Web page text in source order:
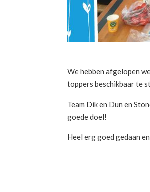
We hebben afgelopen
toppers beschikbaar te
Team Dik en Dun en
goede doel!
Heel erg goed gedaan